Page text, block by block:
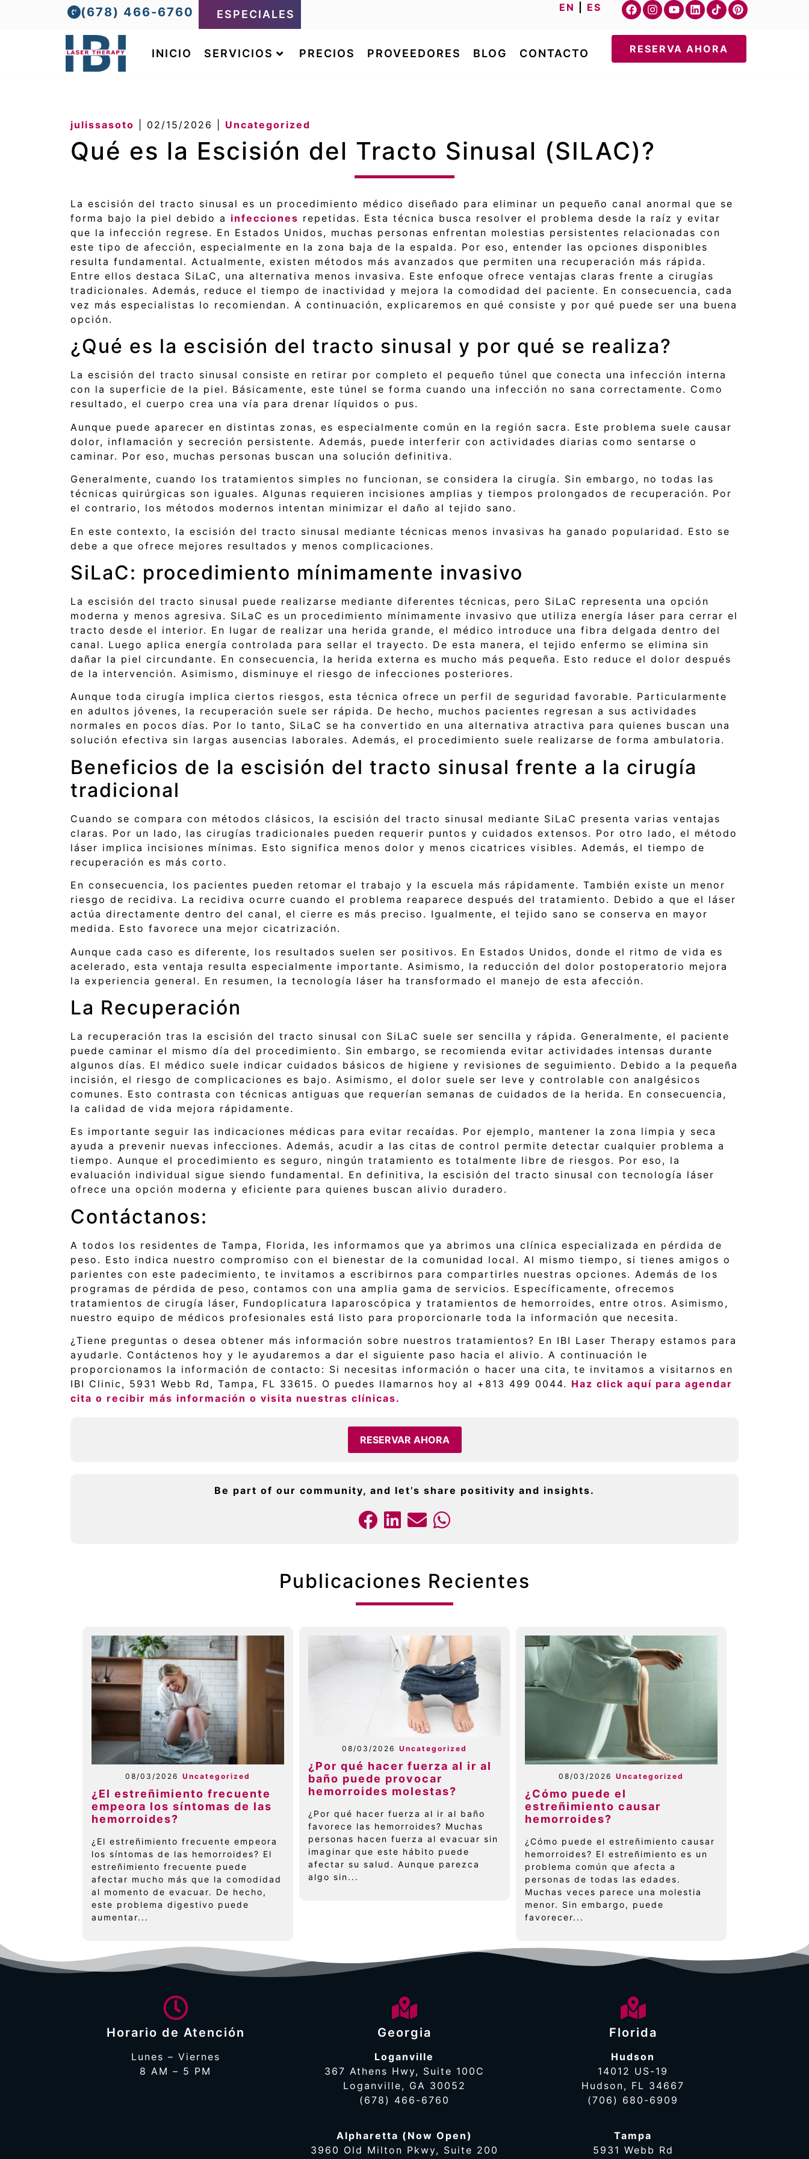
(678) 466-6760 ESPECIALES
EN ES
INICIO SERVICIOS PRECIOS PROVEEDORES BLOG CONTACTO RESERVA AHORA
julissasoto 02/15/2026 Uncategorized
Qué es la Escisión del Tracto Sinusal (SILAC)?
La escisión del tracto sinusal es un procedimiento médico diseñado para eliminar un pequeño canal anormal que se
forma bajo la piel debido a infecciones repetidas. Esta técnica busca resolver el problema desde la raíz y evitar
que la infección regrese. En Estados Unidos, muchas personas enfrentan molestias persistentes relacionadas con
este tipo de afección, especialmente en la zona baja de la espalda. Por eso, entender las opciones disponibles
resulta fundamental. Actualmente, existen métodos más avanzados que permiten una recuperación más rápida.
Entre ellos destaca SiLaC, una alternativa menos invasiva. Este enfoque ofrece ventajas claras frente a cirugías
tradicionales. Además, reduce el tiempo de inactividad y mejora la comodidad del paciente. En consecuencia, cada
vez más especialistas lo recomiendan. A continuación, explicaremos en qué consiste y por qué puede ser una buena
opción.
¿Qué es la escisión del tracto sinusal y por qué se realiza?
La escisión del tracto sinusal consiste en retirar por completo el pequeño túnel que conecta una infección interna
con la superficie de la piel. Básicamente, este túnel se forma cuando una infección no sana correctamente. Como
resultado, el cuerpo crea una vía para drenar líquidos o pus.
Aunque puede aparecer en distintas zonas, es especialmente común en la región sacra. Este problema suele causar
dolor, inflamación y secreción persistente. Además, puede interferir con actividades diarias como sentarse o
caminar. Por eso, muchas personas buscan una solución definitiva.
Generalmente, cuando los tratamientos simples no funcionan, se considera la cirugía. Sin embargo, no todas las
técnicas quirúrgicas son iguales. Algunas requieren incisiones amplias y tiempos prolongados de recuperación. Por
el contrario, los métodos modernos intentan minimizar el daño al tejido sano.
En este contexto, la escisión del tracto sinusal mediante técnicas menos invasivas ha ganado popularidad. Esto se
debe a que ofrece mejores resultados y menos complicaciones.
SiLaC: procedimiento mínimamente invasivo
La escisión del tracto sinusal puede realizarse mediante diferentes técnicas, pero SiLaC representa una opción
moderna y menos agresiva. SiLaC es un procedimiento mínimamente invasivo que utiliza energía láser para cerrar el
tracto desde el interior. En lugar de realizar una herida grande, el médico introduce una fibra delgada dentro del
canal. Luego aplica energía controlada para sellar el trayecto. De esta manera, el tejido enfermo se elimina sin
dañar la piel circundante. En consecuencia, la herida externa es mucho más pequeña. Esto reduce el dolor después
de la intervención. Asimismo, disminuye el riesgo de infecciones posteriores.
Aunque toda cirugía implica ciertos riesgos, esta técnica ofrece un perfil de seguridad favorable. Particularmente
en adultos jóvenes, la recuperación suele ser rápida. De hecho, muchos pacientes regresan a sus actividades
normales en pocos días. Por lo tanto, SiLaC se ha convertido en una alternativa atractiva para quienes buscan una
solución efectiva sin largas ausencias laborales. Además, el procedimiento suele realizarse de forma ambulatoria.
Beneficios de la escisión del tracto sinusal frente a la cirugía
tradicional
Cuando se compara con métodos clásicos, la escisión del tracto sinusal mediante SiLaC presenta varias ventajas
claras. Por un lado, las cirugías tradicionales pueden requerir puntos y cuidados extensos. Por otro lado, el método
láser implica incisiones mínimas. Esto significa menos dolor y menos cicatrices visibles. Además, el tiempo de
recuperación es más corto.
En consecuencia, los pacientes pueden retomar el trabajo y la escuela más rápidamente. También existe un menor
riesgo de recidiva. La recidiva ocurre cuando el problema reaparece después del tratamiento. Debido a que el láser
actúa directamente dentro del canal, el cierre es más preciso. Igualmente, el tejido sano se conserva en mayor
medida. Esto favorece una mejor cicatrización.
Aunque cada caso es diferente, los resultados suelen ser positivos. En Estados Unidos, donde el ritmo de vida es
acelerado, esta ventaja resulta especialmente importante. Asimismo, la reducción del dolor postoperatorio mejora
la experiencia general. En resumen, la tecnología láser ha transformado el manejo de esta afección.
La Recuperación
La recuperación tras la escisión del tracto sinusal con SiLaC suele ser sencilla y rápida. Generalmente, el paciente
puede caminar el mismo día del procedimiento. Sin embargo, se recomienda evitar actividades intensas durante
algunos días. El médico suele indicar cuidados básicos de higiene y revisiones de seguimiento. Debido a la pequeña
incisión, el riesgo de complicaciones es bajo. Asimismo, el dolor suele ser leve y controlable con analgésicos
comunes. Esto contrasta con técnicas antiguas que requerían semanas de cuidados de la herida. En consecuencia,
la calidad de vida mejora rápidamente.
Es importante seguir las indicaciones médicas para evitar recaídas. Por ejemplo, mantener la zona limpia y seca
ayuda a prevenir nuevas infecciones. Además, acudir a las citas de control permite detectar cualquier problema a
tiempo. Aunque el procedimiento es seguro, ningún tratamiento es totalmente libre de riesgos. Por eso, la
evaluación individual sigue siendo fundamental. En definitiva, la escisión del tracto sinusal con tecnología láser
ofrece una opción moderna y eficiente para quienes buscan alivio duradero.
Contáctanos:
A todos los residentes de Tampa, Florida, les informamos que ya abrimos una clínica especializada en pérdida de
peso. Esto indica nuestro compromiso con el bienestar de la comunidad local. Al mismo tiempo, si tienes amigos o
parientes con este padecimiento, te invitamos a escribirnos para compartirles nuestras opciones. Además de los
programas de pérdida de peso, contamos con una amplia gama de servicios. Específicamente, ofrecemos
tratamientos de cirugía láser, Fundoplicatura laparoscópica y tratamientos de hemorroides, entre otros. Asimismo,
nuestro equipo de médicos profesionales está listo para proporcionarle toda la información que necesita.
¿Tiene preguntas o desea obtener más información sobre nuestros tratamientos? En IBI Laser Therapy estamos para
ayudarle. Contáctenos hoy y le ayudaremos a dar el siguiente paso hacia el alivio. A continuación le
proporcionamos la información de contacto: Si necesitas información o hacer una cita, te invitamos a visitarnos en
IBI Clinic, 5931 Webb Rd, Tampa, FL 33615. O puedes llamarnos hoy al +813 499 0044. Haz click aquí para agendar
cita o recibir más información o visita nuestras clínicas.
RESERVAR AHORA
Be part of our community, and let’s share positivity and insights.
Publicaciones Recientes
08/03/2026 Uncategorized
¿El estreñimiento frecuente
empeora los síntomas de las
hemorroides?
¿El estreñimiento frecuente empeora
los síntomas de las hemorroides? El
estreñimiento frecuente puede
afectar mucho más que la comodidad
al momento de evacuar. De hecho,
este problema digestivo puede
aumentar...
08/03/2026 Uncategorized
¿Por qué hacer fuerza al ir al
baño puede provocar
hemorroides molestas?
¿Por qué hacer fuerza al ir al baño
favorece las hemorroides? Muchas
personas hacen fuerza al evacuar sin
imaginar que este hábito puede
afectar su salud. Aunque parezca
algo sin...
08/03/2026 Uncategorized
¿Cómo puede el
estreñimiento causar
hemorroides?
¿Cómo puede el estreñimiento causar
hemorroides? El estreñimiento es un
problema común que afecta a
personas de todas las edades.
Muchas veces parece una molestia
menor. Sin embargo, puede
favorecer...
Horario de Atención
Lunes – Viernes
8 AM – 5 PM
Georgia
Loganville
367 Athens Hwy, Suite 100C
Loganville, GA 30052
(678) 466-6760
Florida
Hudson
14012 US-19
Hudson, FL 34667
(706) 680-6909
Alpharetta (Now Open)
3960 Old Milton Pkwy, Suite 200
Tampa
5931 Webb Rd